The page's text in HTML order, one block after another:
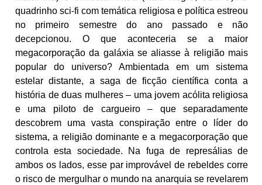
quadrinho sci-fi com temática religiosa e política estreou
no primeiro semestre do ano passado e não
decepcionou. O que aconteceria se a maior
megacorporação da galáxia se aliasse à religião mais
popular do universo? Ambientada em um sistema
estelar distante, a saga de ficção científica conta a
história de duas mulheres – uma jovem acólita religiosa
e uma piloto de cargueiro – que separadamente
descobrem uma vasta conspiração entre o líder do
sistema, a religião dominante e a megacorporação que
controla esta sociedade. Na fuga de represálias de
ambos os lados, esse par improvável de rebeldes corre
o risco de mergulhar o mundo na anarquia se revelarem